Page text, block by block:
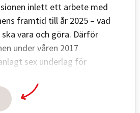
inlett ett arbete med
framtid till år 2025 – vad
vara och göra. Därför
under våren 2017
sex underlag för
invånarna.
linjetal i september ska EU-